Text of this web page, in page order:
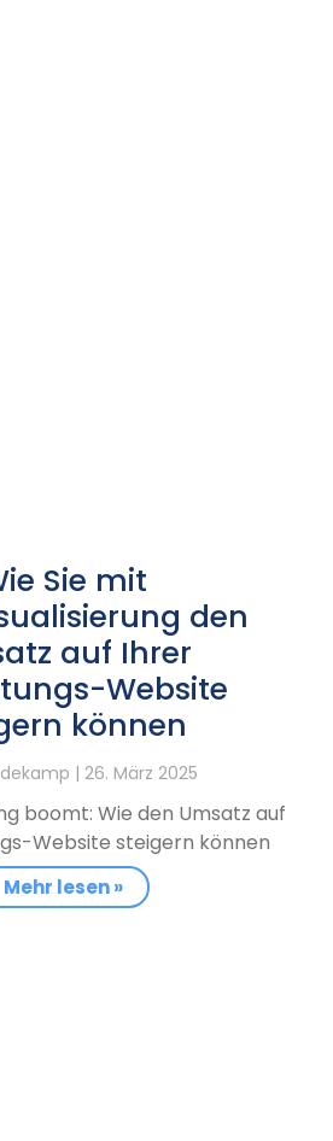
Sie mit
den
auf Ihrer
Website
können
26. März 2025
boomt: Wie den Umsatz auf
Website steigern können
Mehr lesen »